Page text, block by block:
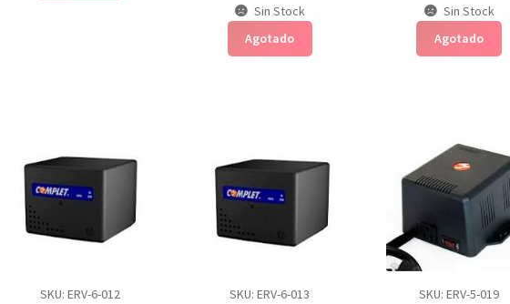
Sin Stock
Agotado
Sin Stock
Agotado
SKU: ERV-6-012
SKU: ERV-6-013
SKU: ERV-5-019